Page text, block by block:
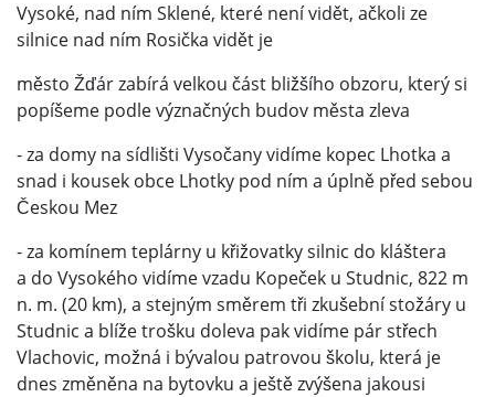
Vysoké, nad ním Sklené, které není vidět, ačkoli ze
silnice nad ním Rosička vidět je
město Žďár zabírá velkou část bližšího obzoru, který si
popíšeme podle význačných budov města zleva
- za domy na sídlišti Vysočany vidíme kopec Lhotka a
snad i kousek obce Lhotky pod ním a úplně před sebou
Českou Mez
- za komínem teplárny u křižovatky silnic do kláštera
a do Vysokého vidíme vzadu Kopeček u Studnic, 822 m
n. m. (20 km), a stejným směrem tři zkušební stožáry u
Studnic a blíže trošku doleva pak vidíme pár střech
Vlachovic, možná i bývalou patrovou školu, která je
dnes změněna na bytovku a ještě zvýšena jakousi